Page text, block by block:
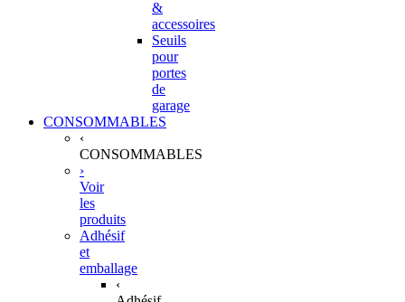
&
accessoires
Seuils
pour
portes
de
garage
CONSOMMABLES
‹
CONSOMMABLES
›
Voir
les
produits
Adhésif
et
emballage
‹